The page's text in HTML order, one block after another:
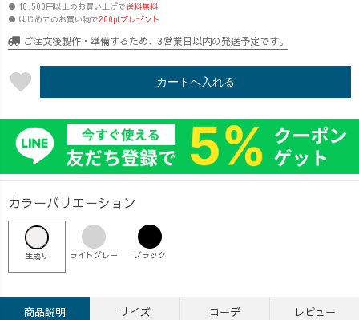
● 16,500円以上のお買い上げで送料無料
● はじめてのお買い物で200ptプレゼント
ご注文後製作・準備するため、3営業日以内の発送予定です。
favorite カートへ入れる
カラーバリエーション
生成り ライトグレー ブラック
商品説明 サイズ コーデ レビュー